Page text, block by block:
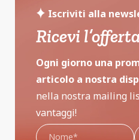
Iscriviti alla
Ricevi
Ogni giorno una
articolo a nostra
nella nostra mailing
vantaggi!